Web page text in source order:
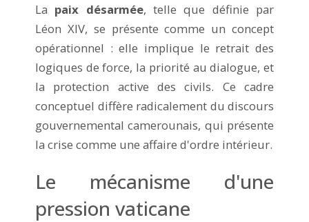
La paix désarmée, telle que définie par
Léon XIV, se présente comme un concept
opérationnel : elle implique le retrait des
logiques de force, la priorité au dialogue, et
la protection active des civils. Ce cadre
conceptuel diffère radicalement du discours
gouvernemental camerounais, qui présente
la crise comme une affaire d'ordre intérieur.
Le mécanisme d'une
pression vaticane